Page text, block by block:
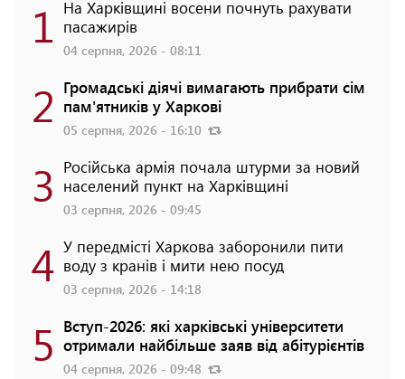
1 На Харківщині восени почнуть рахувати
пасажирів
04 серпня, 2026 - 08:11
2 Громадські діячі вимагають прибрати сім
пам'ятників у Харкові
05 серпня, 2026 - 16:10
3 Російська армія почала штурми за новий
населений пункт на Харківщині
03 серпня, 2026 - 09:45
4 У передмісті Харкова заборонили пити
воду з кранів і мити нею посуд
03 серпня, 2026 - 14:18
5 Вступ-2026: які харківські університети
отримали найбільше заяв від абітурієнтів
04 серпня, 2026 - 09:48